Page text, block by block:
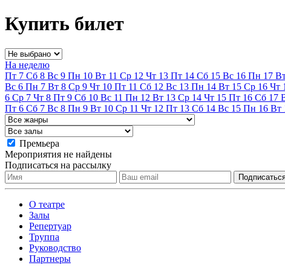
Купить билет
На неделю
Пт 7 Сб 8 Вс 9 Пн 10 Вт 11 Ср 12 Чт 13 Пт 14 Сб 15 Вс 16 Пн 17
Вс 6 Пн 7 Вт 8 Ср 9 Чт 10 Пт 11 Сб 12 Вс 13 Пн 14 Вт 15 Ср 16 Чт
6 Ср 7 Чт 8 Пт 9 Сб 10 Вс 11 Пн 12 Вт 13 Ср 14 Чт 15 Пт 16 Сб 17
Пт 6 Сб 7 Вс 8 Пн 9 Вт 10 Ср 11 Чт 12 Пт 13 Сб 14 Вс 15 Пн 16 Вт
Премьера
Мероприятия не найдены
Подписаться на рассылку
О театре
Залы
Репертуар
Труппа
Руководство
Партнеры